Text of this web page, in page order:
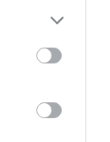
λειτουργιών,